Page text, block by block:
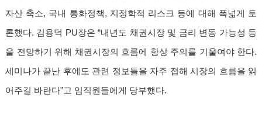
자산 축소, 국내 통화정책, 지정학적 리스크 등에 대해 폭넓게 토
론했다. 김용덕 PU장은 “내년도 채권시장 및 금리 변동 가능성 등
을 전망하기 위해 채권시장의 흐름에 항상 주의를 기울여야 한다.
세미나가 끝난 후에도 관련 정보들을 자주 접해 시장의 흐름을 읽
어주길 바란다”고 임직원들에게 당부했다.